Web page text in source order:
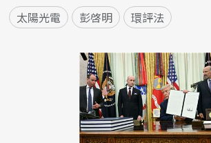
太陽光電 彭啓明 環評法